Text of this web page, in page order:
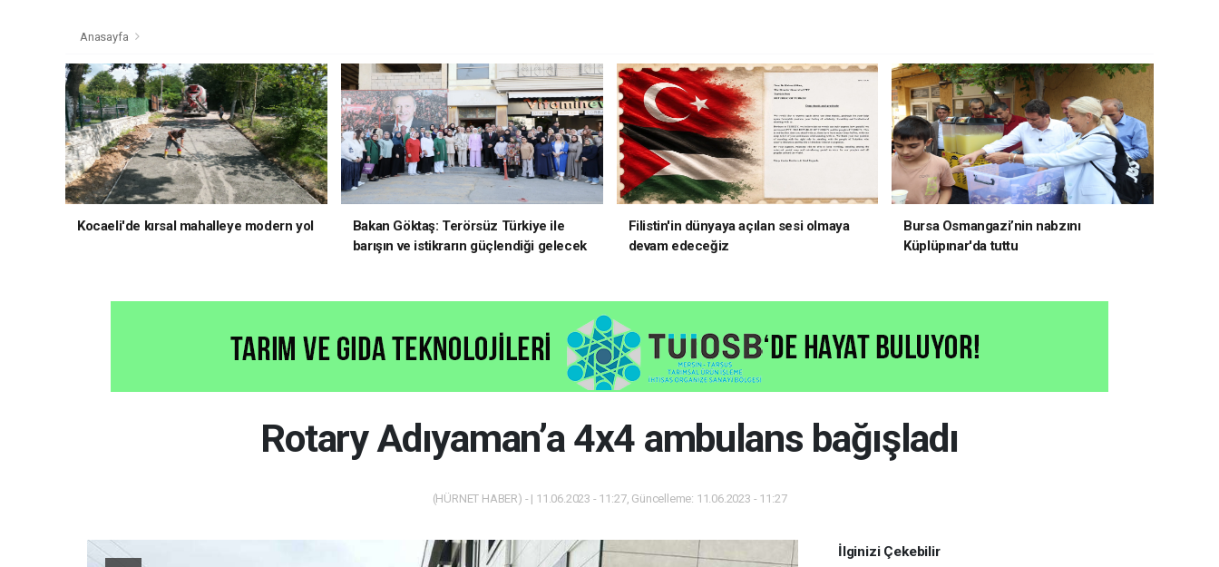
Anasayfa
Kocaeli'de kırsal mahalleye modern yol
Bakan Göktaş: Terörsüz Türkiye ile
barışın ve istikrarın güçlendiği gelecek
Filistin'in dünyaya açılan sesi olmaya
devam edeceğiz
Bursa Osmangazi’nin nabzını
Küplüpınar'da tuttu
Rotary Adıyaman’a 4x4 ambulans bağışladı
(HÜRNET HABER) - | 11.06.2023 - 11:27, Güncelleme: 11.06.2023 - 11:27
İlginizi Çekebilir